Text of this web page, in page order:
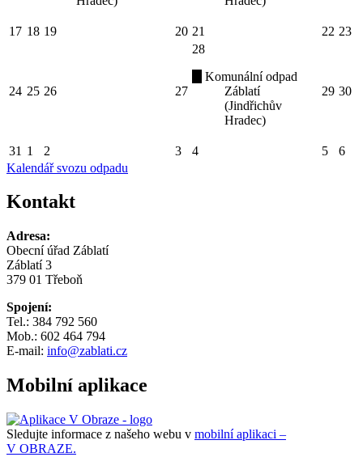
17 18 19 20 21 22 23
24 25 26 27
28
Komunální odpad
Záblatí
(Jindřichův
Hradec)
29 30
31 1 2 3 4 5
6
Kalendář svozu odpadu
Kontakt
Adresa:
Obecní úřad Záblatí
Záblatí 3
379 01 Třeboň
Spojení:
Tel.: 384 792 560
Mob.: 602 464 794
E-mail: info@zablati.cz
Mobilní aplikace
Sledujte informace z našeho webu v mobilní aplikaci –
V OBRAZE.